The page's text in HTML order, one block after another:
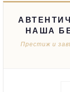
НАША
Престиж и